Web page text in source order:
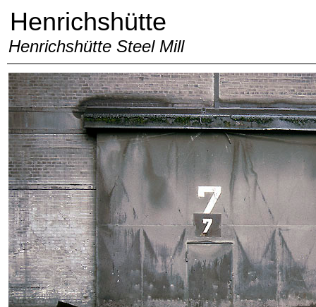
Henrichshütte
Henrichshütte Steel Mill